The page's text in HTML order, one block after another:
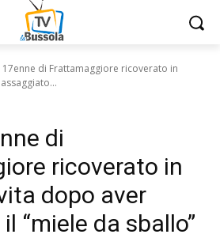
17enne di Frattamaggiore ricoverato in
di
ricoverato in
dopo aver
“miele da sballo”